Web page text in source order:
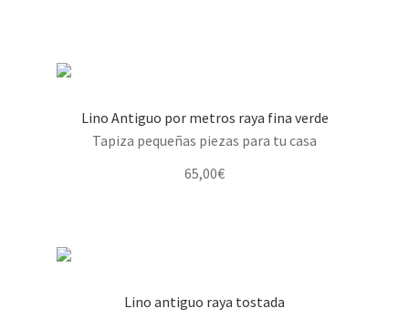
Lino Antiguo por metros raya fina verde
Tapiza pequeñas piezas para tu casa
65,00€
Lino antiguo raya tostada